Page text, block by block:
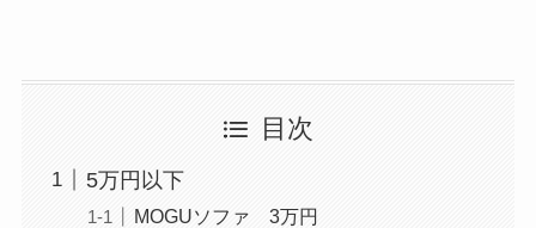
目次
5万円以下
MOGUソファ 3万円